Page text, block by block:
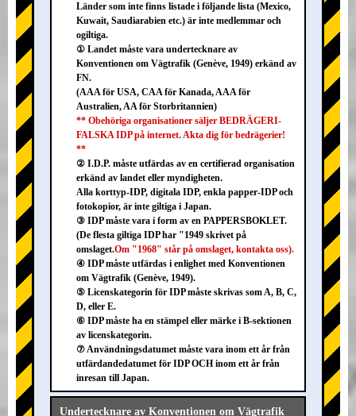
Länder som inte finns listade i följande lista (Mexico,
Kuwait, Saudiarabien etc.) är inte medlemmar och
ogiltiga.
① Landet måste vara undertecknare av
Konventionen om Vägtrafik (Genève, 1949) erkänd av
FN.
(AAA för USA, CAA för Kanada, AAA för
Australien, AA för Storbritannien)
** Obehöriga organisationer säljer BEDRÄGERI-
FALSKA IDP på internet. Akta dig för bedrägerier!
**
② I.D.P. måste utfärdas av en certifierad organisation
erkänd av landet eller myndigheten.
Alla korttyp-IDP, digitala IDP, enkla papper-IDP och
fotokopior, är inte giltiga i Japan.
③ IDP måste vara i form av en PAPPERSBOKLET.
(De flesta giltiga IDP har "1949 skrivet på
omslaget.Om "1968" står på omslaget, kontakta oss).
④ IDP måste utfärdas i enlighet med Konventionen
om Vägtrafik (Genève, 1949).
⑤ Licenskategorin för IDP måste skrivas som A, B, C,
D, eller E.
⑥ IDP måste ha en stämpel eller märke i B-sektionen
av licenskategorin.
⑦ Användningsdatumet måste vara inom ett år från
utfärdandedatumet för IDP OCH inom ett år från
inresan till Japan.
Undertecknare av Konventionen om Vägtrafik